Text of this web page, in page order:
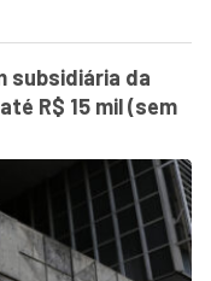
subsidiária da
R$ 15 mil (sem